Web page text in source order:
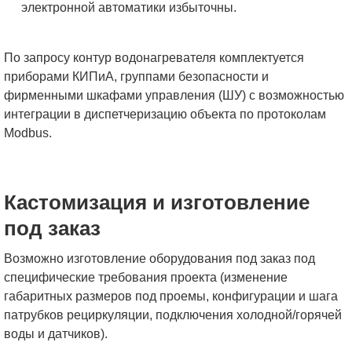
электронной автоматики избыточны.
По запросу контур водонагревателя комплектуется
приборами КИПиА, группами безопасности и
фирменными шкафами управления (ШУ) с возможностью
интеграции в диспетчеризацию объекта по протоколам
Modbus.
Кастомизация и изготовление
под заказ
Возможно изготовление оборудования под заказ под
специфические требования проекта (изменение
габаритных размеров под проемы, конфигурации и шага
патрубков рециркуляции, подключения холодной/горячей
воды и датчиков).